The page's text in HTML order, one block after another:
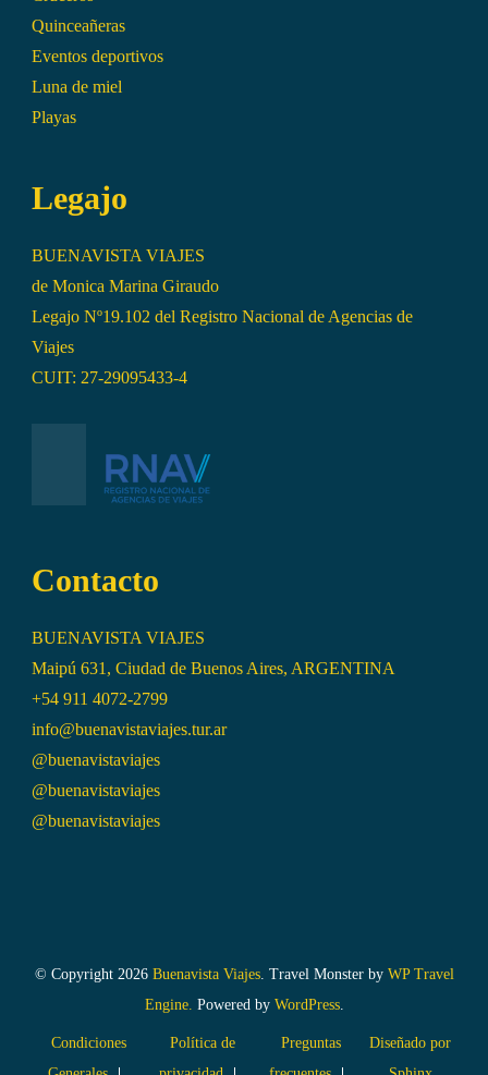
Quinceañeras
Eventos deportivos
Luna de miel
Playas
Legajo
BUENAVISTA VIAJES
de Monica Marina Giraudo
Legajo Nº19.102 del Registro Nacional de Agencias de
Viajes
CUIT: 27-29095433-4
Contacto
BUENAVISTA VIAJES
Maipú 631, Ciudad de Buenos Aires, ARGENTINA
+54 911 4072-2799
info@buenavistaviajes.tur.ar
@buenavistaviajes
@buenavistaviajes
@buenavistaviajes
© Copyright 2026 Buenavista Viajes Travel Monster by WP Travel
Engine.
Powered by WordPress
Condiciones
Generales
Política de
privacidad
Preguntas
frecuentes
Diseñado por
Sphinx